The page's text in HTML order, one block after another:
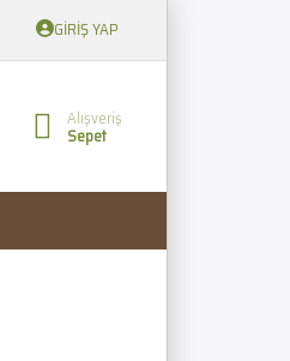
GIRIŞ YAP
Alışveriş
Sepet